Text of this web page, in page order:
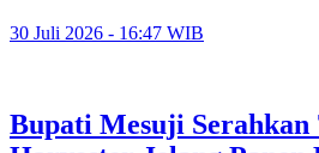
30 Juli 2026 - 16:47 WIB
Bupati Mesuji Serahkan